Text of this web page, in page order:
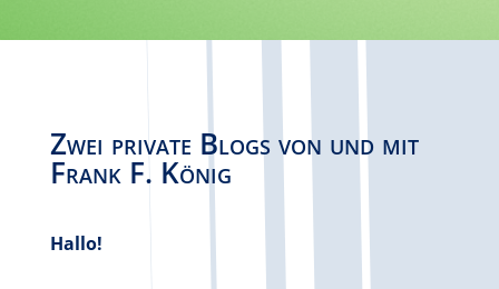
Zwei private Blogs von und mit
Frank F. König
Hallo!